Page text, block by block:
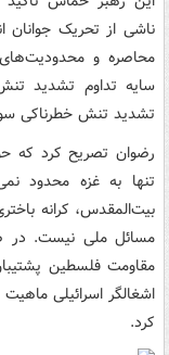
ناشی از تحریک جوانان
محاصره و
سایه تداوم تشدید
تشدید تنش خطرناکی
رضوان تصریح کرد که
تنها به غزه محدود
بیت‌المقدس، کرانه
مسائل ملی نیست. در
مقاومت فلسطین
اشغالگر اسرائیلی
کرد.